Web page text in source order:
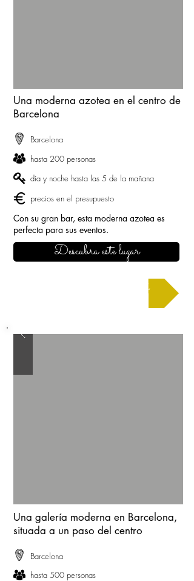
Una moderna azotea en el centro de
Barcelona
Barcelona
hasta 200 personas
día y noche hasta las 5 de la mañana
precios en el presupuesto
Con su gran bar, esta moderna azotea es
perfecta para sus eventos.
Descubra este lugar
Solicitar un presupuesto
Una galería moderna en Barcelona,
situada a un paso del centro
Barcelona
hasta 500 personas